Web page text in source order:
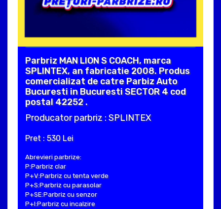
Parbriz MAN LION S COACH, marca
SPLINTEX, an fabricatie 2008. Produs
comercializat de catre Parbiz Auto
Bucuresti in Bucuresti SECTOR 4 cod
postal 42252 .
Producator parbriz : SPLINTEX
Pret : 530 Lei
Abrevieri parbrize:
P:Parbriz clar
P+V:Parbriz cu tenta verde
P+S:Parbriz cu parasolar
P+SE:Parbriz cu senzor
P+I:Parbriz cu incalzire